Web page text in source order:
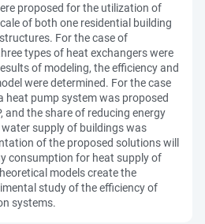
proposed for the utilization of
of both one residential building
For the case of
types of heat exchangers were
of modeling, the efficiency and
were determined. For the case
heat pump system was proposed
and the share of reducing energy
supply of buildings was
of the proposed solutions will
consumption for heat supply of
models create the
study of the efficiency of
systems.